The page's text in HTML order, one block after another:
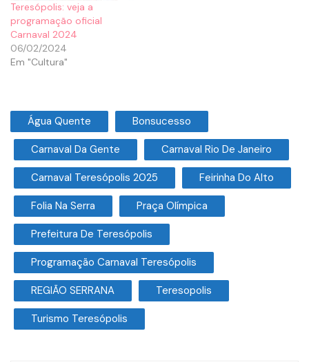
Teresópolis: veja a
programação oficial
Carnaval 2024
06/02/2024
Em "Cultura"
Água Quente Bonsucesso
Carnaval Da Gente Carnaval Rio De Janeiro
Carnaval Teresópolis 2025 Feirinha Do Alto
Folia Na Serra Praça Olímpica
Prefeitura De Teresópolis
Programação Carnaval Teresópolis
REGIÃO SERRANA Teresopolis
Turismo Teresópolis